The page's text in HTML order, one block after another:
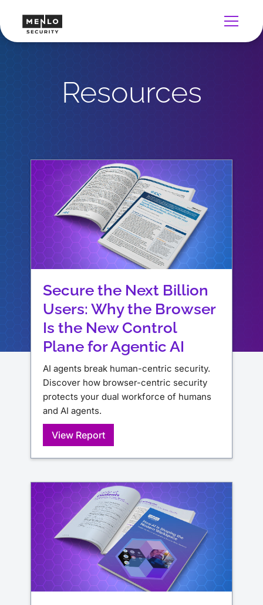
Resources
Secure the Next Billion
Users: Why the Browser
Is the New Control
Plane for Agentic AI
AI agents break human-centric security.
Discover how browser-centric security
protects your dual workforce of humans
and AI agents.
View Report